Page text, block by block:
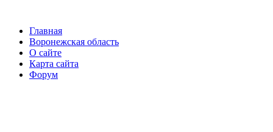
Главная
Воронежская область
О сайте
Карта сайта
Форум